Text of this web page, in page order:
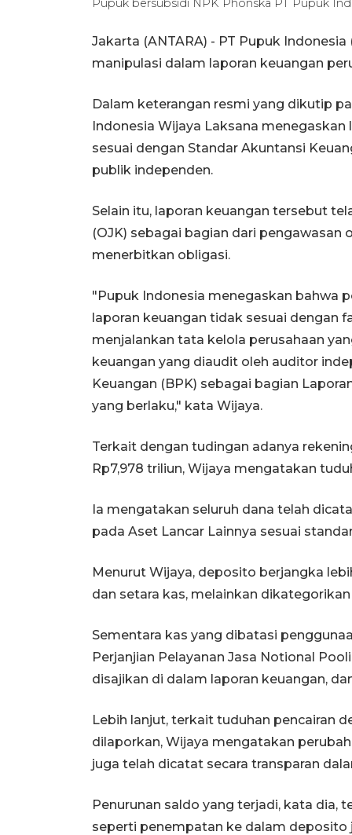
Pupuk bersubsidi NPK Phonska PT Pupuk
Jakarta (ANTARA) - PT Pupuk
manipulasi dalam laporan keuangan
Dalam keterangan resmi yang dikutip
Indonesia Wijaya Laksana
sesuai dengan Standar Akuntansi
publik independen.
Selain itu, laporan keuangan tersebut
(OJK) sebagai bagian dari
menerbitkan obligasi.
"Pupuk Indonesia menegaskan bahwa
laporan keuangan tidak sesuai dengan
menjalankan tata kelola perusahaan
keuangan yang diaudit oleh auditor
Keuangan (BPK) sebagai bagian
yang berlaku," kata Wijaya.
Terkait dengan tudingan adanya
Rp7,978 triliun, Wijaya mengatakan
Ia mengatakan seluruh dana telah
pada Aset Lancar Lainnya sesuai
Menurut Wijaya, deposito berjangka
dan setara kas, melainkan
Sementara kas yang dibatasi
Perjanjian Pelayanan Jasa Notional
disajikan di dalam laporan keuangan,
Lebih lanjut, terkait tuduhan pencairan
dilaporkan, Wijaya mengatakan
juga telah dicatat secara transparan
Penurunan saldo yang terjadi, kata dia,
seperti penempatan ke dalam